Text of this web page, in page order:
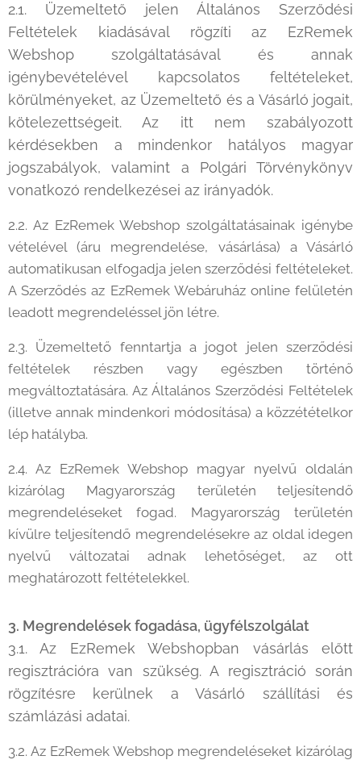
2.1. Üzemeltető jelen Általános Szerződési
Feltételek kiadásával rögzíti az EzRemek
Webshop szolgáltatásával és annak
igénybevételével kapcsolatos feltételeket,
körülményeket, az Üzemeltető és a Vásárló jogait,
kötelezettségeit. Az itt nem szabályozott
kérdésekben a mindenkor hatályos magyar
jogszabályok, valamint a Polgári Törvénykönyv
vonatkozó rendelkezései az irányadók.
2.2. Az EzRemek Webshop szolgáltatásainak igénybe
vételével (áru megrendelése, vásárlása) a Vásárló
automatikusan elfogadja jelen szerződési feltételeket.
A Szerződés az EzRemek Webáruház online felületén
leadott megrendeléssel jön létre.
2.3. Üzemeltető fenntartja a jogot jelen szerződési
feltételek részben vagy egészben történő
megváltoztatására. Az Általános Szerződési Feltételek
(illetve annak mindenkori módosítása) a közzétételkor
lép hatályba.
2.4. Az EzRemek Webshop magyar nyelvű oldalán
kizárólag Magyarország területén teljesítendő
megrendeléseket fogad. Magyarország területén
kívülre teljesítendő megrendelésekre az oldal idegen
nyelvű változatai adnak lehetőséget, az ott
meghatározott feltételekkel.
3. Megrendelések fogadása, ügyfélszolgálat
3.1. Az EzRemek Webshopban vásárlás előtt
regisztrációra van szükség. A regisztráció során
rögzítésre kerülnek a Vásárló szállítási és
számlázási adatai.
3.2. Az EzRemek Webshop megrendeléseket kizárólag